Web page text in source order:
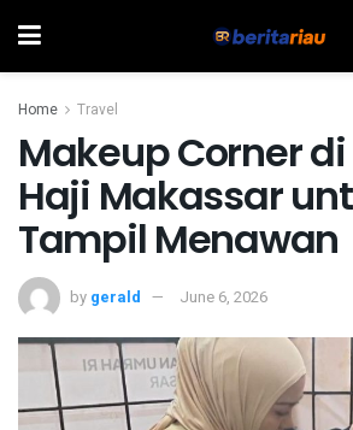
Home Travel
Makeup Corner
Haji Makassar
Tampil Menawan
by gerald June 6, 2026